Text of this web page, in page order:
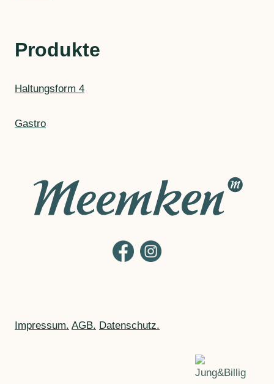
Produkte
Haltungsform 4
Gastro
Impressum. AGB. Datenschutz.